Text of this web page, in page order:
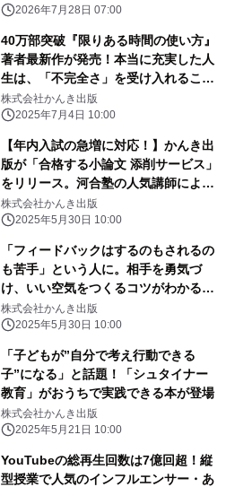
2026年7月28日 07:00
40万部突破『限りある時間の使い方』
著者最新作が発売！本当に充実した人
生は、「不完全さ」を受け入れること
から始まる
株式会社かんき出版
2025年7月4日 10:00
【年内入試の急増に対応！】かんき出
版が「合格する小論文 添削サービス」
をリリース。河合塾の人気講師による
添削で、大学受験生の合格を支援しま
す
株式会社かんき出版
2025年5月30日 10:00
「フィードバックはするのもされるの
も苦手」という人に。相手を勇気づ
け、いい空気をつくるコツがわかる本
が発売！
株式会社かんき出版
2025年5月30日 10:00
「子どもが”自分で考え行動できる
子”になる」と話題！「シュタイナー
教育」がおうちで実践できる本が登場
株式会社かんき出版
2025年5月21日 10:00
YouTubeの総再生回数は7億回超！縦
型授業で人気のインフルエンサー・あ